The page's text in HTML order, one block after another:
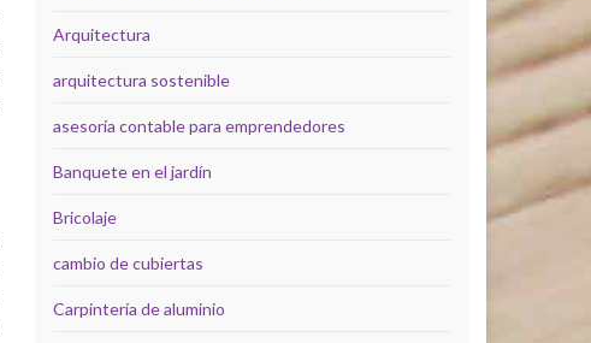
Arquitectura
arquitectura sostenible
asesoría contable para emprendedores
Banquete en el jardín
Bricolaje
cambio de cubiertas
Carpintería de aluminio